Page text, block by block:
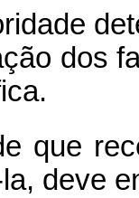
dos
que
deve